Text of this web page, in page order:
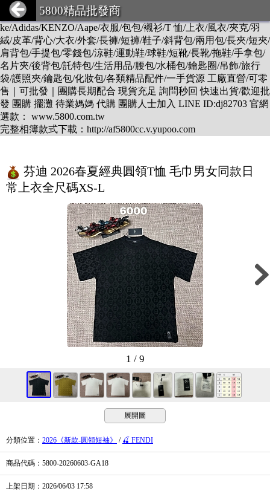
DESCENTE/LV/BURBERRY/GUCCI/PRADA/CHANEL/BALEN
CIAGA/DIOR/Hermes/FENDI/MONCLER/Armani/Supreme/CK/Ni
ke/Adidas/KENZO/Aape/衣服/包包/襯衫/T 恤/上衣/風衣/夾克/羽
絨/皮革/背心/大衣/外套/長褲/短褲/鞋子/斜背包/兩用包/長夾/短夾/
肩背包/手提包/零錢包/涼鞋/運動鞋/球鞋/短靴/長靴/拖鞋/手拿包/
名片夾/後背包/託特包/生活用品/腰包/水桶包/鑰匙圈/吊飾/旅行
袋/護照夾/鑰匙包/化妝包/各類精品配件/一手貨源 工廠直營/可零
售｜可批發｜團購長期配合 現貨充足 詢問秒回 快速出貨/歡迎批
發 團購 擺灘 待業媽媽 代購 團購人士加入 LINE ID:dj82703 官網
選款： www.5800.com.tw
完整相簿款式下載：http://af5800cc.v.yupoo.com
5800精品批發商
芬迪 2026春夏經典圓領T恤 毛巾男女同款日
常上衣全尺碼XS-L
1 / 9
展開圖
分類位置 ： 2026《新款-圓領短袖》 / 🍒 FENDI
商品代碼 ：5800-20260603-GA18
上架日期 ：2026/06/03 17:58